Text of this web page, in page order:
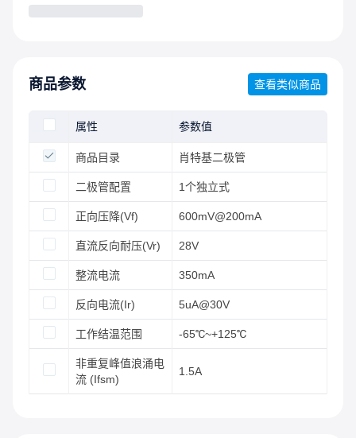
商品参数 查看类似商品
属性 参数值
商品目录 肖特基二极管
二极管配置 1个独立式
正向压降(Vf) 600mV@200mA
直流反向耐压(Vr) 28V
整流电流 350mA
反向电流(Ir) 5uA@30V
工作结温范围 -65℃~+125℃
非重复峰值浪涌电
流 (Ifsm)
1.5A